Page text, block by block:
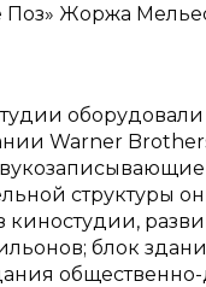
Поз» Жоржа
оборудовали
Warner
структуры
киностудии,
блок